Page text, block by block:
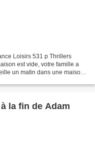
Loisirs 531 p Thrillers
est vide, votre famille a
un matin dans une maison
la fin de Adam